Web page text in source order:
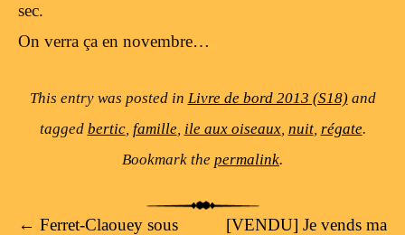
sec.
On verra ça en novembre…
This entry was posted in Livre de bord 2013 (S18)and
tagged bertic, famille, ile aux oiseaux, nuit, régate.
Bookmark the permalink.
Post navigation
← Ferret-Claouey sous
[VENDU] Je vends ma